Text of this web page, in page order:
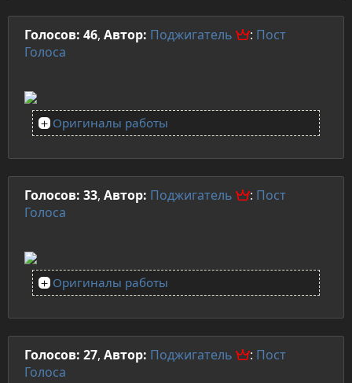
Голосов: 46, Автор: Поджигатель : Пост
Голоса
Оригиналы работы
Голосов: 33, Автор: Поджигатель : Пост
Голоса
Оригиналы работы
Голосов: 27, Автор: Поджигатель : Пост
Голоса